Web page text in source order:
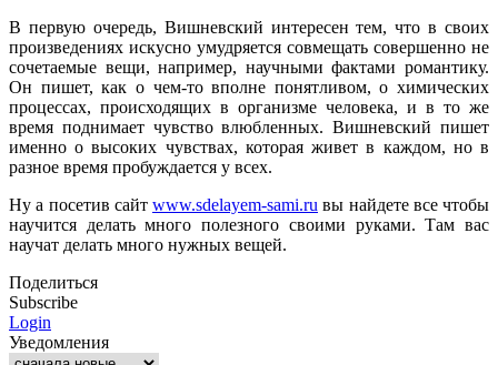
В первую очередь, Вишневский интересен тем, что в своих
произведениях искусно умудряется совмещать совершенно не
сочетаемые вещи, например, научными фактами романтику.
Он пишет, как о чем-то вполне понятливом, о химических
процессах, происходящих в организме человека, и в то же
время поднимает чувство влюбленных. Вишневский пишет
именно о высоких чувствах, которая живет в каждом, но в
разное время пробуждается у всех.
Ну а посетив сайт www.sdelayem-sami.ru вы найдете все чтобы
научится делать много полезного своими руками. Там вас
научат делать много нужных вещей.
Поделиться
Subscribe
Login
Уведомления